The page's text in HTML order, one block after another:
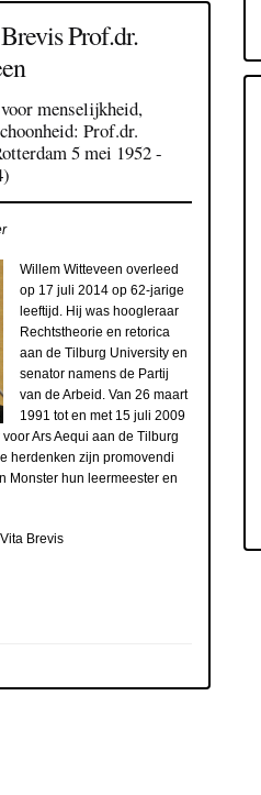
Prof.dr.
menselijkheid,
Prof.dr.
5 mei 1952 -
Willem Witteveen overleed
op 17 juli 2014 op 62-jarige
leeftijd. Hij was hoogleraar
Rechtstheorie en retorica
aan de Tilburg University en
senator namens de Partij
van de Arbeid. Van 26 maart
1991 tot en met 15 juli 2009
Ars Aequi aan de Tilburg
herdenken zijn promovendi
Monster hun leermeester en
Brevis